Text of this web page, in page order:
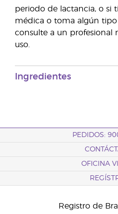
periodo de lactancia, o si
médica o toma algún
consulte a un profesional
uso.
Ingredientes
PEDIDOS:
OFICINA
Registro de